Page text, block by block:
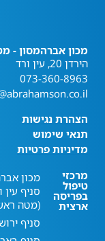
מכון אברהמסון -
הירדן 20, עין ורד
073-360-8963
הצהרת נגישות
תנאי שימוש
מדיניות פרטיות
מרכזי
טיפול
בפריסה
ארצית
מכון
סניף עין
(מטה
סניף